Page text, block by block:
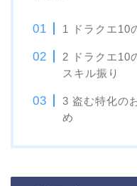
1 ドラクエ10
2 ドラクエ10
スキル振り
3 盗む特化の
め